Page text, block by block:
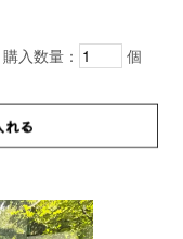
購入数量： 個